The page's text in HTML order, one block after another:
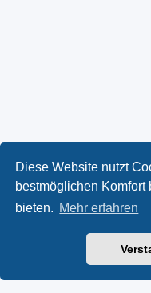
Diese Website nutzt
bestmöglichen Komfort
bieten. Mehr erfahren